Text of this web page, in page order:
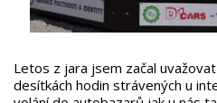
Letos z jara jsem začal
desítkách hodin strávených u